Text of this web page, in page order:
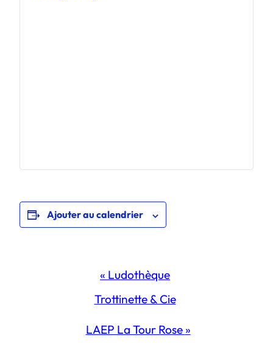
Ajouter au calendrier
« Ludothèque
Trottinette & Cie
LAEP La Tour Rose »